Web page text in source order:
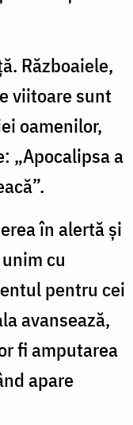
Războaiele,
viitoare sunt
oamenilor,
„Apocalipsa a
în alertă și
cu
pentru cei
avansează,
fi amputarea
apare